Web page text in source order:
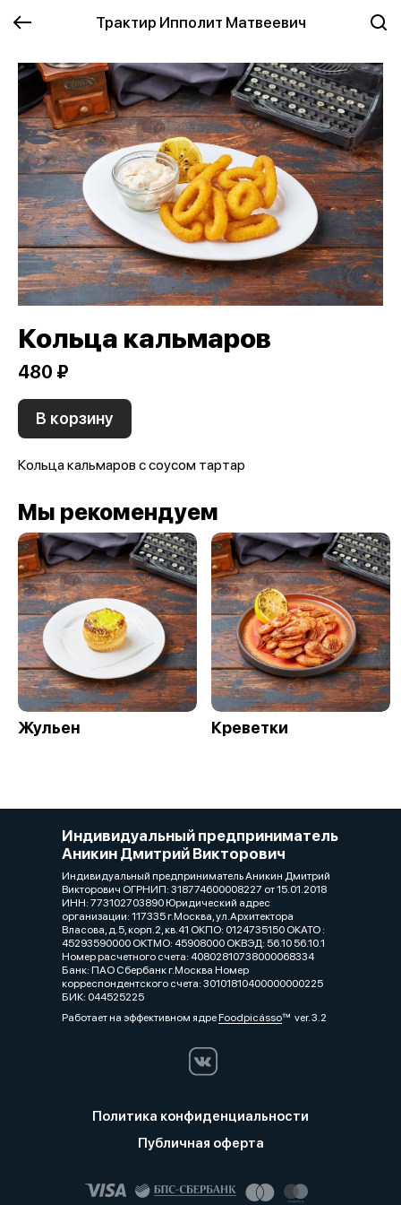
Трактир Ипполит Матвеевич
Кольца кальмаров
480 ₽
В корзину
Кольца кальмаров с соусом тартар
Мы рекомендуем
Жульен Креветки
Индивидуальный предприниматель
Аникин Дмитрий Викторович
Индивидуальный предприниматель Аникин Дмитрий
Викторович ОГРНИП: 318774600008227 от 15.01.2018
ИНН: 773102703890 Юридический адрес
организации: 117335 г.Москва, ул.Архитектора
Власова, д.5, корп.2, кв.41 ОКПО: 0124735150 ОКАТО :
45293590000 ОКТМО: 45908000 ОКВЭД: 56.10 56.10.1
Номер расчетного счета: 40802810738000068334
Банк: ПАО Сбербанк г.Москва Номер
корреспондентского счета: 30101810400000000225
БИК: 044525225
Работает на эффективном ядреFoodpicássover. 3.2
Политика конфиденциальности
Публичная оферта